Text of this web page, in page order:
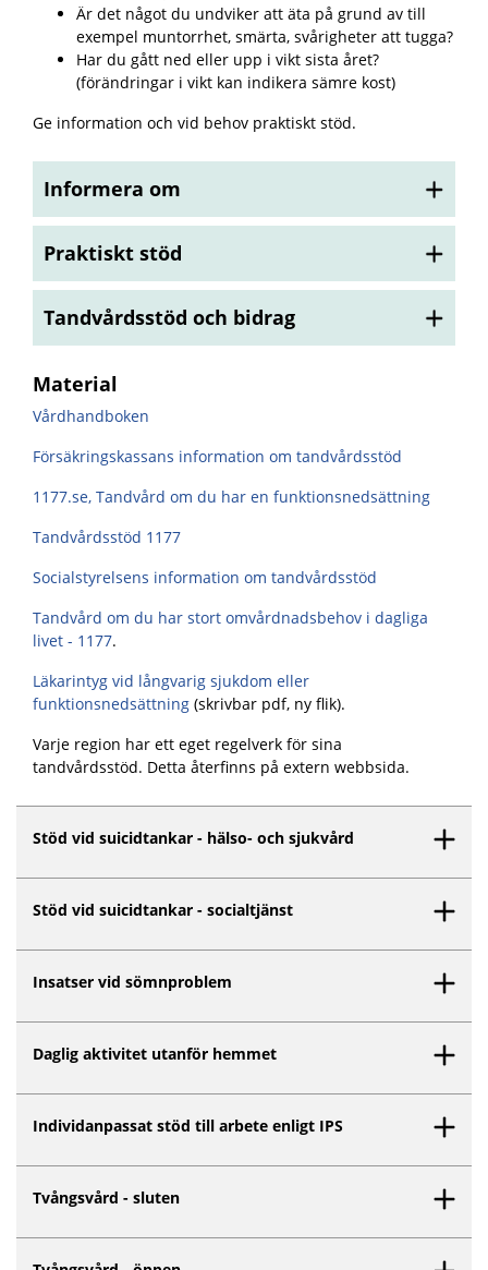
Är det något du undviker att äta på grund av till
exempel muntorrhet, smärta, svårigheter att tugga?
Har du gått ned eller upp i vikt sista året?
(förändringar i vikt kan indikera sämre kost)
Ge information och vid behov praktiskt stöd.
Informera om
Praktiskt stöd
Tandvårdsstöd och bidrag
Material
Vårdhandboken
Försäkringskassans information om tandvårdsstöd
1177.se, Tandvård om du har en funktionsnedsättning
Tandvårdsstöd 1177
Socialstyrelsens information om tandvårdsstöd
Tandvård om du har stort omvårdnadsbehov i dagliga
livet - 1177.
Läkarintyg vid långvarig sjukdom eller
funktionsnedsättning (skrivbar pdf, ny flik).
Varje region har ett eget regelverk för sina
tandvårdsstöd. Detta återfinns på extern webbsida.
Stöd vid suicidtankar - hälso- och sjukvård
Stöd vid suicidtankar - socialtjänst
Insatser vid sömnproblem
Daglig aktivitet utanför hemmet
Individanpassat stöd till arbete enligt IPS
Tvångsvård - sluten